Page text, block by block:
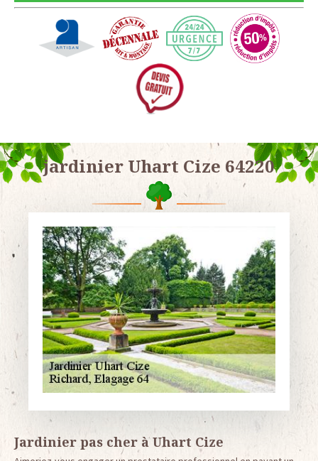
jardinier Uhart Cize 64220
Jardinier pas cher à Uhart Cize